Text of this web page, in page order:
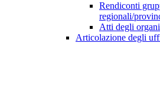
Rendiconti
regionali/
Atti degli
Articolazione degli